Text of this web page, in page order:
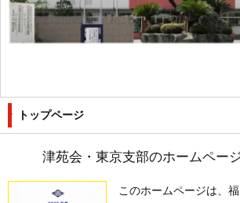
トップページ
津苑会・東京支部のホームペー
このホームページは、